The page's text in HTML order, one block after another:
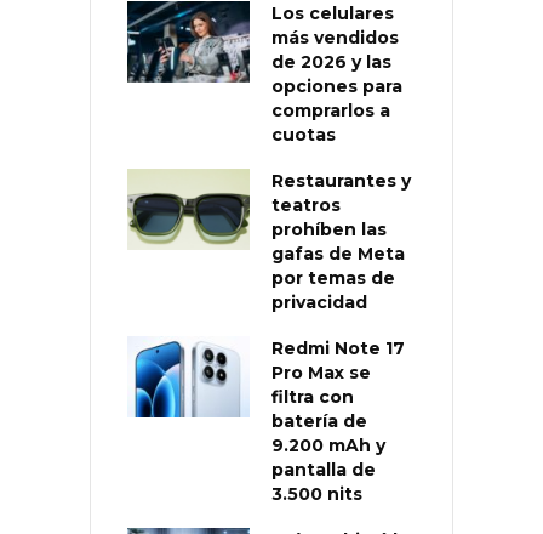
Los celulares
más vendidos
de 2026 y las
opciones para
comprarlos a
cuotas
Restaurantes y
teatros
prohíben las
gafas de Meta
por temas de
privacidad
Redmi Note 17
Pro Max se
filtra con
batería de
9.200 mAh y
pantalla de
3.500 nits